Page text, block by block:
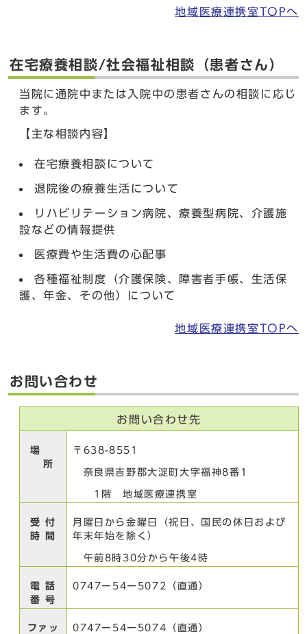
地域医療連携室TOPへ
在宅療養相談/社会福祉相談（患者さん）
当院に通院中または入院中の患者さんの相談に応じ
ます。
【主な相談内容】
在宅療養相談について
退院後の療養生活について
リハビリテーション病院、療養型病院、介護施
設などの情報提供
医療費や生活費の心配事
各種福祉制度（介護保険、障害者手帳、生活保
護、年金、その他）について
地域医療連携室TOPへ
お問い合わせ
お問い合わせ先
場
所
〒638-8551
奈良県吉野郡大淀町大字福神8番1
1階 地域医療連携室
受 付
時 間
月曜日から金曜日（祝日、国民の休日および
年末年始を除く）
午前8時30分から午後4時
電 話
番 号
0747ー54ー5072（直通）
ファッ
0747ー54ー5074（直通）